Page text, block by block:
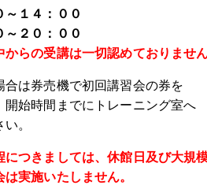
～１４：００
～２０：００
らの受講は一切認めておりません
合は券売機で初回講習会の券を
開始時間までにトレーニング室へ
。
つきましては、休館日及び大規
実施いたしません。